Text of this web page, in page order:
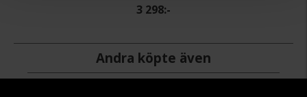
3 298:-
Andra köpte även